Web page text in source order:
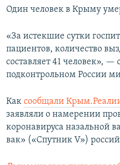
Один человек в Крыму
«За истекшие сутки
пациентов, количество
составляет 41 человек», —
подконтрольном России
Как сообщали
заявляли о намерении
коронавируса назальной
вак» («Спутник V»)